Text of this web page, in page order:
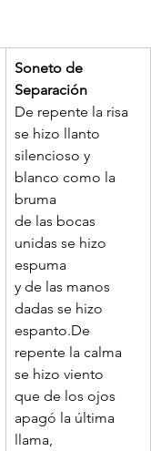
Soneto de
Separación
De repente la risa
se hizo llanto
silencioso y
blanco como la
bruma
de las bocas
unidas se hizo
espuma
y de las manos
dadas se hizo
espanto.De
repente la calma
se hizo viento
que de los ojos
apagó la última
llama,